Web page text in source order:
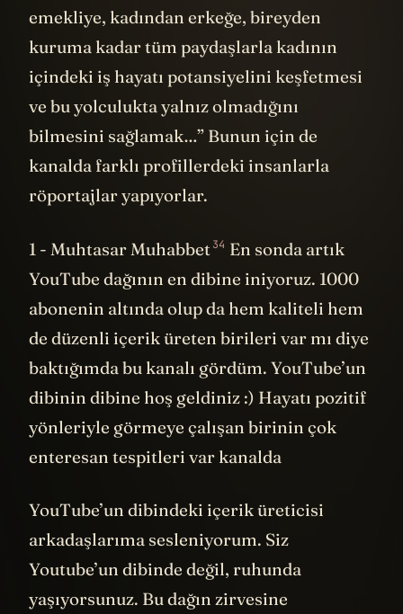
emekliye, kadından erkeğe, bireyden
kuruma kadar tüm paydaşlarla kadının
içindeki iş hayatı potansiyelini keşfetmesi
ve bu yolculukta yalnız olmadığını
bilmesini sağlamak…” Bunun için de
kanalda farklı profillerdeki insanlarla
röportajlar yapıyorlar.
1 - Muhtasar Muhabbet34 En sonda artık
YouTube dağının en dibine iniyoruz. 1000
abonenin altında olup da hem kaliteli hem
de düzenli içerik üreten birileri var mı diye
baktığımda bu kanalı gördüm. YouTube’un
dibinin dibine hoş geldiniz :) Hayatı pozitif
yönleriyle görmeye çalışan birinin çok
enteresan tespitleri var kanalda
YouTube’un dibindeki içerik üreticisi
arkadaşlarıma sesleniyorum. Siz
Youtube’un dibinde değil, ruhunda
yaşıyorsunuz. Bu dağın zirvesine